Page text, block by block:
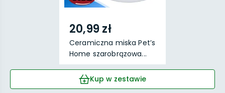
20,99 zł
Ceramiczna miska Pet’s
Home szarobrązowa...
Kup w zestawie